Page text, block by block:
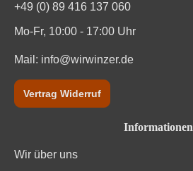
+49 (0) 89 416 137 060
Mo-Fr, 10:00 - 17:00 Uhr
Mail: info@wirwinzer.de
Vertrag Widerruf
Informationen
Wir über uns